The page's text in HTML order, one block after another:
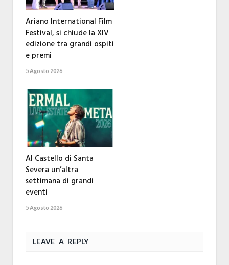
Ariano International Film
Festival, si chiude la XIV
edizione tra grandi ospiti
e premi
5 Agosto 2026
Al Castello di Santa
Severa un’altra
settimana di grandi
eventi
5 Agosto 2026
LEAVE A REPLY